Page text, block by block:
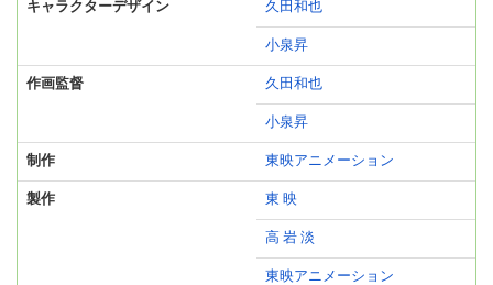
キャラクターデザイン 久田和也
小泉昇
作画監督 久田和也
小泉昇
制作 東映アニメーション
製作 東 映
高 岩 淡
東映アニメーション